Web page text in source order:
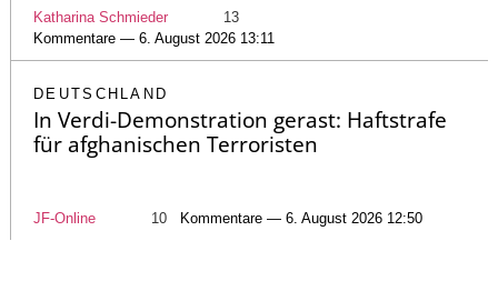
Katharina Schmieder
13
Kommentare — 6. August 2026 13:11
DEUTSCHLAND
In Verdi-Demonstration gerast: Haftstrafe
für afghanischen Terroristen
JF-Online 10 Kommentare — 6. August 2026 12:50